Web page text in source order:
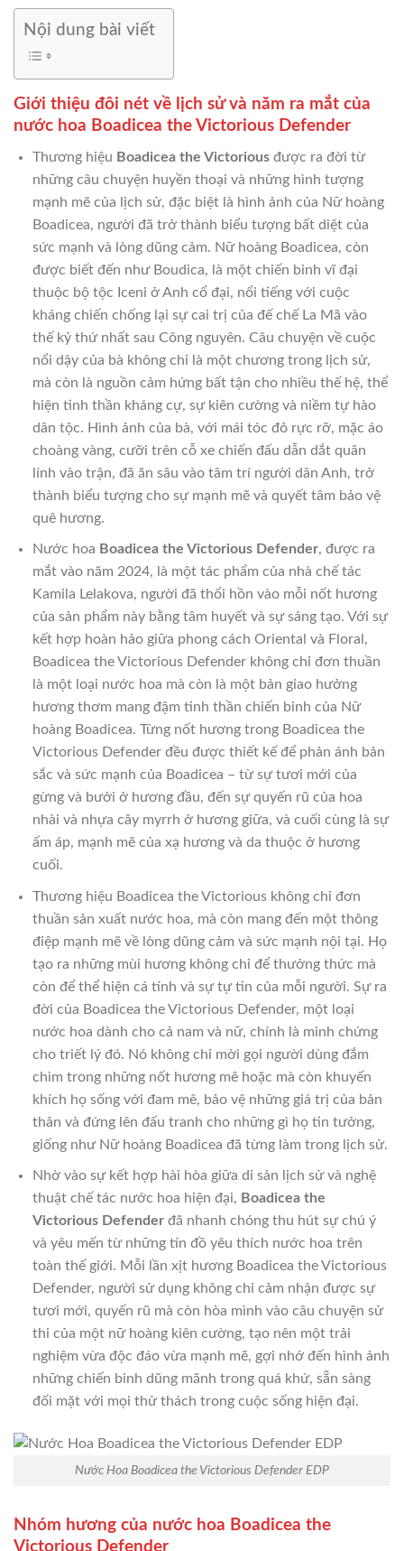
Nội dung bài viết
Giới thiệu đôi nét về lịch sử và năm ra mắt của
nước hoa Boadicea the Victorious Defender
Thương hiệu Boadicea the Victoriousđược ra đời từ
những câu chuyện huyền thoại và những hình tượng
mạnh mẽ của lịch sử, đặc biệt là hình ảnh của Nữ hoàng
Boadicea, người đã trở thành biểu tượng bất diệt của
sức mạnh và lòng dũng cảm. Nữ hoàng Boadicea, còn
được biết đến như Boudica, là một chiến binh vĩ đại
thuộc bộ tộc Iceni ở Anh cổ đại, nổi tiếng với cuộc
kháng chiến chống lại sự cai trị của đế chế La Mã vào
thế kỷ thứ nhất sau Công nguyên. Câu chuyện về cuộc
nổi dậy của bà không chỉ là một chương trong lịch sử,
mà còn là nguồn cảm hứng bất tận cho nhiều thế hệ, thể
hiện tinh thần kháng cự, sự kiên cường và niềm tự hào
dân tộc. Hình ảnh của bà, với mái tóc đỏ rực rỡ, mặc áo
choàng vàng, cưỡi trên cỗ xe chiến đấu dẫn dắt quân
lính vào trận, đã ăn sâu vào tâm trí người dân Anh, trở
thành biểu tượng cho sự mạnh mẽ và quyết tâm bảo vệ
quê hương.
Nước hoa Boadicea the Victorious Defender, được ra
mắt vào năm 2024, là một tác phẩm của nhà chế tác
Kamila Lelakova, người đã thổi hồn vào mỗi nốt hương
của sản phẩm này bằng tâm huyết và sự sáng tạo. Với sự
kết hợp hoàn hảo giữa phong cách Oriental và Floral,
Boadicea the Victorious Defender không chỉ đơn thuần
là một loại nước hoa mà còn là một bản giao hưởng
hương thơm mang đậm tinh thần chiến binh của Nữ
hoàng Boadicea. Từng nốt hương trong Boadicea the
Victorious Defender đều được thiết kế để phản ánh bản
sắc và sức mạnh của Boadicea – từ sự tươi mới của
gừng và bưởi ở hương đầu, đến sự quyến rũ của hoa
nhài và nhựa cây myrrh ở hương giữa, và cuối cùng là sự
ấm áp, mạnh mẽ của xạ hương và da thuộc ở hương
cuối.
Thương hiệu Boadicea the Victorious không chỉ đơn
thuần sản xuất nước hoa, mà còn mang đến một thông
điệp mạnh mẽ về lòng dũng cảm và sức mạnh nội tại. Họ
tạo ra những mùi hương không chỉ để thưởng thức mà
còn để thể hiện cá tính và sự tự tin của mỗi người. Sự ra
đời của Boadicea the Victorious Defender, một loại
nước hoa dành cho cả nam và nữ, chính là minh chứng
cho triết lý đó. Nó không chỉ mời gọi người dùng đắm
chìm trong những nốt hương mê hoặc mà còn khuyến
khích họ sống với đam mê, bảo vệ những giá trị của bản
thân và đứng lên đấu tranh cho những gì họ tin tưởng,
giống như Nữ hoàng Boadicea đã từng làm trong lịch sử.
Nhờ vào sự kết hợp hài hòa giữa di sản lịch sử và nghệ
thuật chế tác nước hoa hiện đại, Boadicea the
Victorious Defenderđã nhanh chóng thu hút sự chú ý
và yêu mến từ những tín đồ yêu thích nước hoa trên
toàn thế giới. Mỗi lần xịt hương Boadicea the Victorious
Defender, người sử dụng không chỉ cảm nhận được sự
tươi mới, quyến rũ mà còn hòa mình vào câu chuyện sử
thi của một nữ hoàng kiên cường, tạo nên một trải
nghiệm vừa độc đáo vừa mạnh mẽ, gợi nhớ đến hình ảnh
những chiến binh dũng mãnh trong quá khứ, sẵn sàng
đối mặt với mọi thử thách trong cuộc sống hiện đại.
Nước Hoa Boadicea the Victorious Defender EDP
Nhóm hương của nước hoa Boadicea the
Victorious Defender